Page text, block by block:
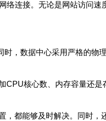
连接。无论是网站访问
，数据中心采用严格的物
核心数、内存容量还是
都能够及时解决。同时，